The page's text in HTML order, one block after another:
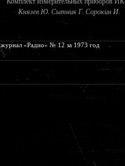
Князев Ю. Сытник Г. Сорокин И.
журнал «Радио» № 12 за 1973 год